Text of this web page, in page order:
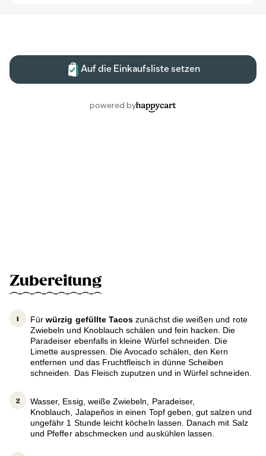
Zubereitung
Fürwürzig gefüllte Tacos zunächst die weißen und rote
Zwiebeln und Knoblauch schälen und fein hacken. Die
Paradeiser ebenfalls in kleine Würfel schneiden. Die
Limette auspressen. Die Avocado schälen, den Kern
entfernen und das Fruchtfleisch in dünne Scheiben
schneiden. Das Fleisch zuputzen und in Würfel schneiden.
Wasser, Essig, weiße Zwiebeln, Paradeiser,
Knoblauch, Jalapeños in einen Topf geben, gut salzen und
ungefähr 1 Stunde leicht köcheln lassen. Danach mit Salz
und Pfeffer abschmecken und auskühlen lassen.